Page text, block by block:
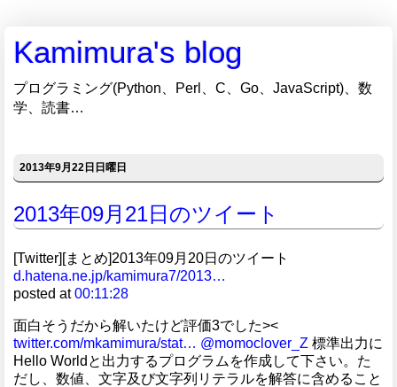
Kamimura's blog
プログラミング(Python、Perl、C、Go、JavaScript)、数
学、読書…
2013年9月22日日曜日
2013年09月21日のツイート
[Twitter][まとめ]2013年09月20日のツイート
d.hatena.ne.jp/kamimura7/2013…
posted at00:11:28
面白そうだから解いたけど評価3でした><
twitter.com/mkamimura/stat… @momoclover_Z 標準出力に
Hello Worldと出力するプログラムを作成して下さい。た
だし、数値、文字及び文字列リテラルを解答に含めること